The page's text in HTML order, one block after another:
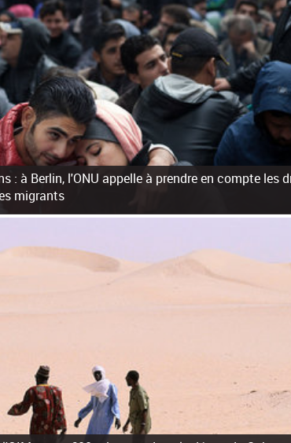
: à Berlin, l'ONU appelle à prendre en compte les
migrants